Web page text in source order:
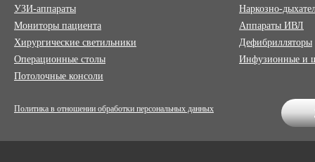
УЗИ-аппараты
Мониторы пациента
Хирургические светильники
Операционные столы
Потолочные консоли
Наркозно-
Аппараты ИВЛ
Дефибрилляторы
Инфузионные и
Политика в отношении обработки персональных данных